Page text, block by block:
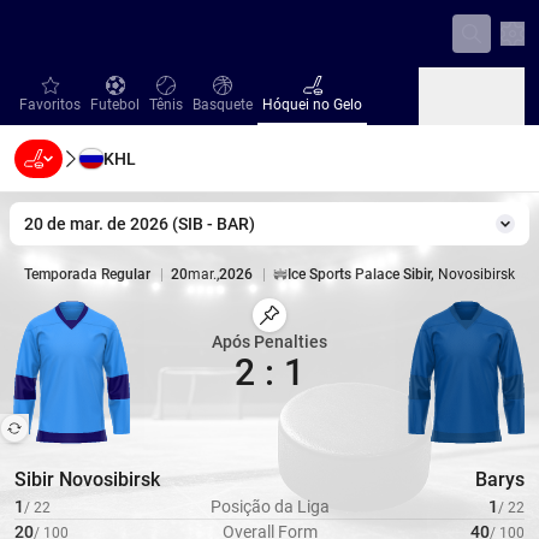
favorites
Favoritos Futebol
Futebol Tênis
Tênis Basquete
Basquete Hóquei no Gelo
Hóquei no Gelo
Beisebol
Beisebol
KHL
20 de mar. de 2026 (SIB - BAR)
Temporada Regular 20mar.,2026 Estádio
Ice Sports Palace Sibir, Novosibirsk
Capacidade
Sibir Novosibirsk Barys
Marcar Partida
Após Penalties
2 : 1
1/ 22 Posição da Liga 1/ 22
20/ 100 Overall Form 40/ 100